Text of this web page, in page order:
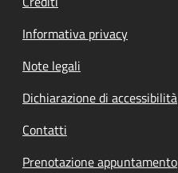
Informativa privacy
Note legali
Dichiarazione di accessibilità
Contatti
Prenotazione appuntamento